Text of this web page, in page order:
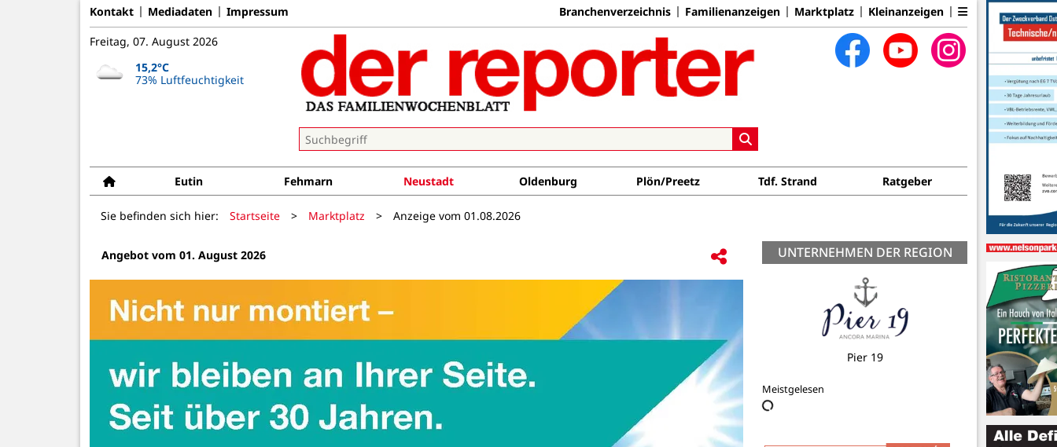
Kontakt Mediadaten Impressum Branchenverzeichnis Familienanzeigen Marktplatz Kleinanzeigen
Freitag, 07. August 2026
15,2°C
73% Luftfeuchtigkeit
Eutin Fehmarn Neustadt Oldenburg Plön/Preetz Tdf. Strand Ratgeber
Sie befinden sich hier: Startseite > Marktplatz > Anzeige vom 01.08.2026
Angebot vom 01. August 2026 UNTERNEHMEN DER REGION
Orthopädie Technik Bauche GmbH
Meistgelesen